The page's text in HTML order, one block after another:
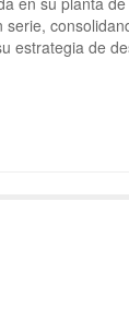
estrategia de